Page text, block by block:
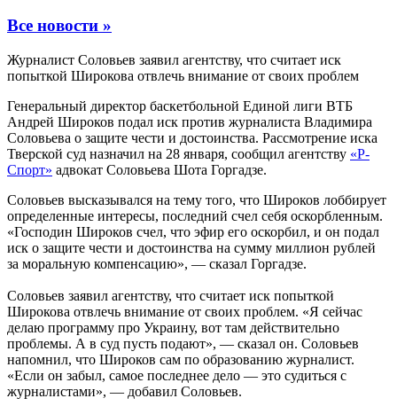
Все новости »
Журналист Соловьев заявил агентству, что считает иск
попыткой Широкова отвлечь внимание от своих проблем
Генеральный директор баскетбольной Единой лиги ВТБ
Андрей Широков подал иск против журналиста Владимира
Соловьева о защите чести и достоинства. Рассмотрение иска
Тверской суд назначил на 28 января, сообщил агентству «Р-
Спорт» адвокат Соловьева Шота Горгадзе.
Соловьев высказывался на тему того, что Широков лоббирует
определенные интересы, последний счел себя оскорбленным.
«Господин Широков счел, что эфир его оскорбил, и он подал
иск о защите чести и достоинства на сумму миллион рублей
за моральную компенсацию», — сказал Горгадзе.
Соловьев заявил агентству, что считает иск попыткой
Широкова отвлечь внимание от своих проблем. «Я сейчас
делаю программу про Украину, вот там действительно
проблемы. А в суд пусть подают», — сказал он. Соловьев
напомнил, что Широков сам по образованию журналист.
«Если он забыл, самое последнее дело — это судиться с
журналистами», — добавил Соловьев.